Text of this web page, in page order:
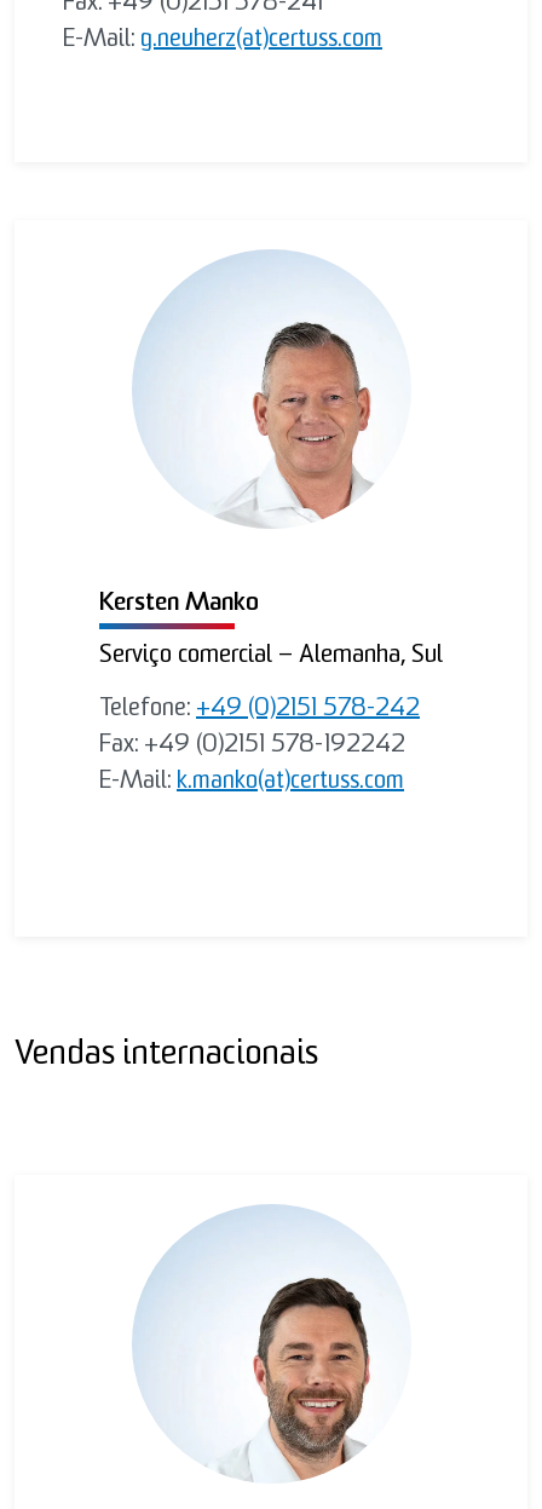
E-Mail: g.neuherz(at)certuss.com
Serviço comercial – Alemanha, Sul
Kersten Manko
Telefone: +49 (0)2151 578-242
Fax: +49 (0)2151 578-192242
E-Mail: k.manko(at)certuss.com
Vendas internacionais